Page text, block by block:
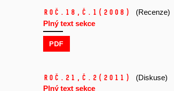
Roč.18, č.1 (2008)
(Recenze)
Plný text sekce
PDF
Roč.21, č.2 (2011)
(Diskuse)
Plný text sekce